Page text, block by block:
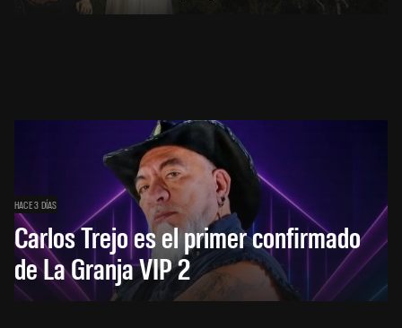
HACE 3 DÍAS
Carlos Trejo es el primer confirmado
de La Granja VIP 2